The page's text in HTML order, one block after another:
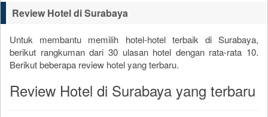
Review Hotel di Surabaya
Untuk membantu memilih hotel-hotel terbaik di Surabaya,
berikut rangkuman dari 30ulasan hotel dengan rata-rata 10.
Berikut beberapa review hotel yang terbaru.
Review Hotel di Surabaya yang terbaru